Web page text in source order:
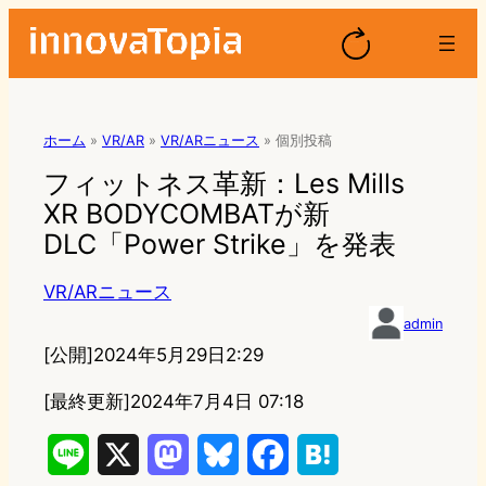
ホーム » VR/AR » VR/ARニュース » 個別投稿
フィットネス革新：Les Mills
XR BODYCOMBATが新
DLC「Power Strike」を発表
VR/ARニュース
admin
[公開]2024年5月29日2:29
[最終更新]2024年7月4日 07:18